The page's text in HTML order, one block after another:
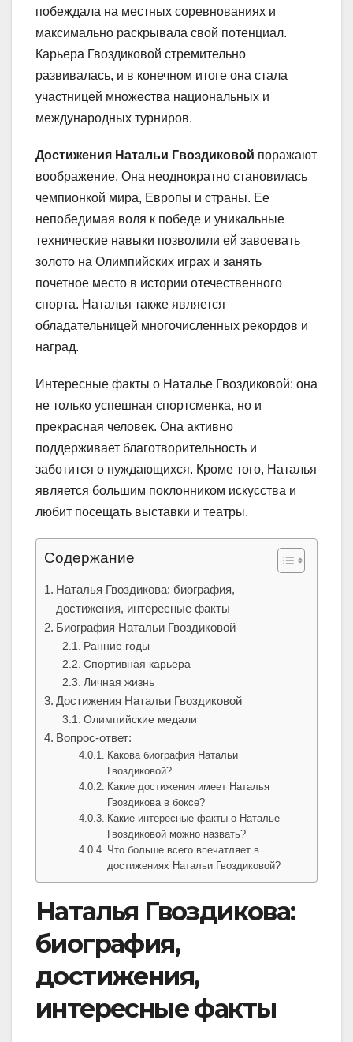
побеждала на местных соревнованиях и
максимально раскрывала свой потенциал.
Карьера Гвоздиковой стремительно
развивалась, и в конечном итоге она стала
участницей множества национальных и
международных турниров.
Достижения Натальи Гвоздиковой поражают
воображение. Она неоднократно становилась
чемпионкой мира, Европы и страны. Ее
непобедимая воля к победе и уникальные
технические навыки позволили ей завоевать
золото на Олимпийских играх и занять
почетное место в истории отечественного
спорта. Наталья также является
обладательницей многочисленных рекордов и
наград.
Интересные факты о Наталье Гвоздиковой: она
не только успешная спортсменка, но и
прекрасная человек. Она активно
поддерживает благотворительность и
заботится о нуждающихся. Кроме того, Наталья
является большим поклонником искусства и
любит посещать выставки и театры.
Содержание
Наталья Гвоздикова: биография,
достижения, интересные факты
Биография Натальи Гвоздиковой
Ранние годы
Спортивная карьера
Личная жизнь
Достижения Натальи Гвоздиковой
Олимпийские медали
Вопрос-ответ:
Какова биография Натальи
Гвоздиковой?
Какие достижения имеет Наталья
Гвоздикова в боксе?
Какие интересные факты о Наталье
Гвоздиковой можно назвать?
Что больше всего впечатляет в
достижениях Натальи Гвоздиковой?
Наталья Гвоздикова:
биография,
достижения,
интересные факты